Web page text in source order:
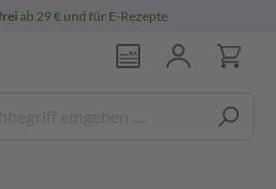
ab 29 € und für E-Rezepte